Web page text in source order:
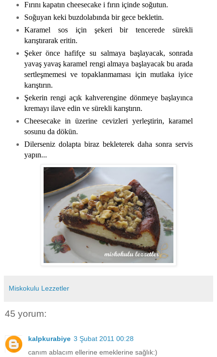
Fırını kapatın cheesecake i fırın içinde soğutun.
Soğuyan keki buzdolabında bir gece bekletin.
Karamel sos için şekeri bir tencerede sürekli
karıştırarak eritin.
Şeker önce hafifçe su salmaya başlayacak, sonrada
yavaş yavaş karamel rengi almaya başlayacak bu arada
sertleşmemesi ve topaklanmaması için mutlaka iyice
karıştırın.
Şekerin rengi açık kahverengine dönmeye başlayınca
kremayı ilave edin ve sürekli karıştırın.
Cheesecake in üzerine cevizleri yerleştirin, karamel
sosunu da dökün.
Dilerseniz dolapta biraz bekleterek daha sonra servis
yapın...
Miskokulu Lezzetler
45 yorum:
kalpkurabiye 3 Şubat 2011 00:28
canım ablacım ellerine emeklerine sağlık:)